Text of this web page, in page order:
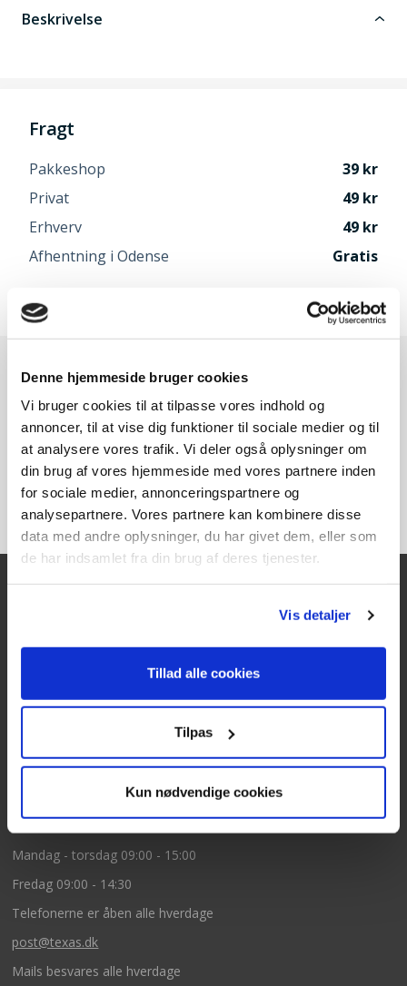
Denne hjemmeside bruger cookies
Vi bruger cookies til at tilpasse vores indhold og
annoncer, til at vise dig funktioner til sociale medier og til
at analysere vores trafik. Vi deler også oplysninger om
din brug af vores hjemmeside med vores partnere inden
for sociale medier, annonceringspartnere og
analysepartnere. Vores partnere kan kombinere disse
data med andre oplysninger, du har givet dem, eller som
de har indsamlet fra din brug af deres tjenester.
Vis detaljer
Tillad alle cookies
Tilpas
Kun nødvendige cookies
Beskrivelse
Fragt
Pakkeshop
39
Privat
49
Erhverv
49
Afhentning i Odense
Gratis
Mandag - torsdag 09:00 - 15:00
Fredag 09:00 - 14:30
Telefonerne er åben alle hverdage
post@texas.dk
Mails besvares alle hverdage